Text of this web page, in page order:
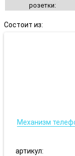
розетки:
Состоит из:
Механизм
артикул: